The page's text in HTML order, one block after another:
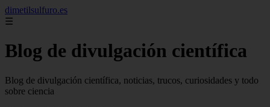
dimetilsulfuro.es
☰
Blog de divulgación científica
Blog de divulgación científica, noticias, trucos, curiosidades y todo
sobre ciencia